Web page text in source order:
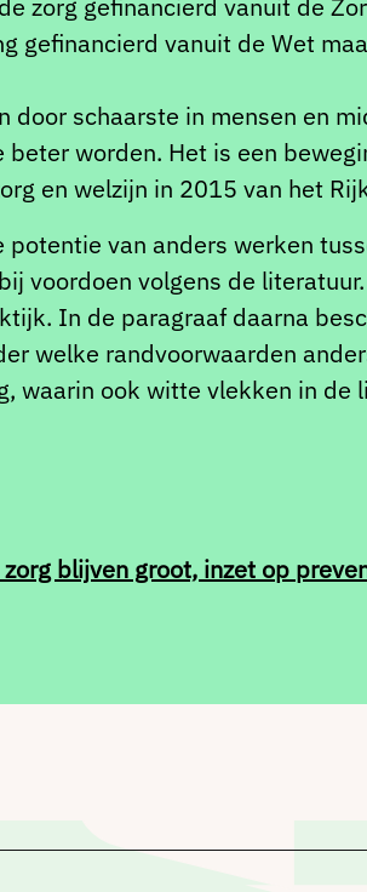
zorg gefinancierd vanuit de
gefinancierd vanuit de Wet
door schaarste in mensen en
worden. Het is een
en welzijn in 2015 van het
van anders werken
voordoen volgens de
In de paragraaf daarna
welke randvoorwaarden
waarin ook witte vlekken in de
blijven groot, inzet op